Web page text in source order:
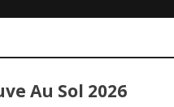
Au Sol 2026